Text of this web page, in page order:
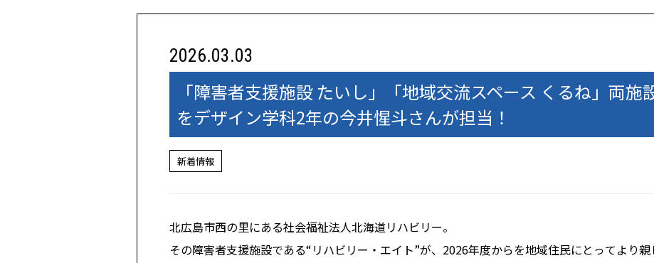
2026.03.03
「障害者支援施設 たいし」「地域交流スペース くるね」両施
をデザイン学科2年の今井惺斗さんが担当！
新着情報
北広島市西の里にある社会福祉法人北海道リハビリー。
その障害者支援施設である“リハビリー・エイト”が、2026年度からを地域住民にとってより親